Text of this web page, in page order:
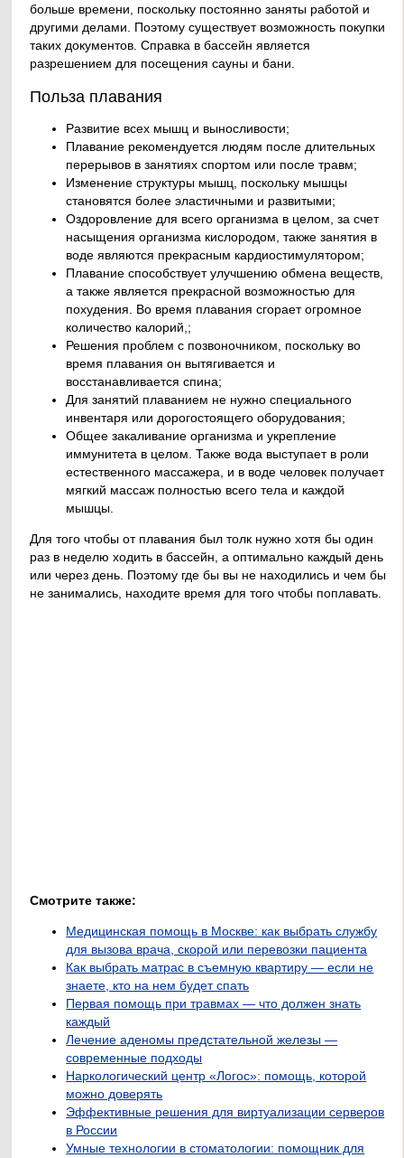
больше времени, поскольку постоянно заняты работой и
другими делами. Поэтому существует возможность покупки
таких документов. Справка в бассейн является
разрешением для посещения сауны и бани.
Польза плавания
Развитие всех мышц и выносливости;
Плавание рекомендуется людям после длительных
перерывов в занятиях спортом или после травм;
Изменение структуры мышц, поскольку мышцы
становятся более эластичными и развитыми;
Оздоровление для всего организма в целом, за счет
насыщения организма кислородом, также занятия в
воде являются прекрасным кардиостимулятором;
Плавание способствует улучшению обмена веществ,
а также является прекрасной возможностью для
похудения. Во время плавания сгорает огромное
количество калорий,;
Решения проблем с позвоночником, поскольку во
время плавания он вытягивается и
восстанавливается спина;
Для занятий плаванием не нужно специального
инвентаря или дорогостоящего оборудования;
Общее закаливание организма и укрепление
иммунитета в целом. Также вода выступает в роли
естественного массажера, и в воде человек получает
мягкий массаж полностью всего тела и каждой
мышцы.
Для того чтобы от плавания был толк нужно хотя бы один
раз в неделю ходить в бассейн, а оптимально каждый день
или через день. Поэтому где бы вы не находились и чем бы
не занимались, находите время для того чтобы поплавать.
Смотрите также:
Медицинская помощь в Москве: как выбрать службу
для вызова врача, скорой или перевозки пациента
Как выбрать матрас в съемную квартиру — если не
знаете, кто на нем будет спать
Первая помощь при травмах — что должен знать
каждый
Лечение аденомы предстательной железы —
современные подходы
Наркологический центр «Логос»: помощь, которой
можно доверять
Эффективные решения для виртуализации серверов
в России
Умные технологии в стоматологии: помощник для